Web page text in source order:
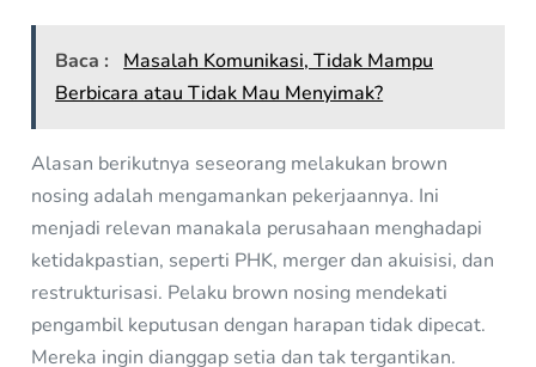
Baca :
Masalah Komunikasi, Tidak Mampu
Berbicara atau Tidak Mau Menyimak?
Alasan berikutnya seseorang melakukan brown
nosing adalah mengamankan pekerjaannya. Ini
menjadi relevan manakala perusahaan menghadapi
ketidakpastian, seperti PHK, merger dan akuisisi, dan
restrukturisasi. Pelaku brown nosing mendekati
pengambil keputusan dengan harapan tidak dipecat.
Mereka ingin dianggap setia dan tak tergantikan.